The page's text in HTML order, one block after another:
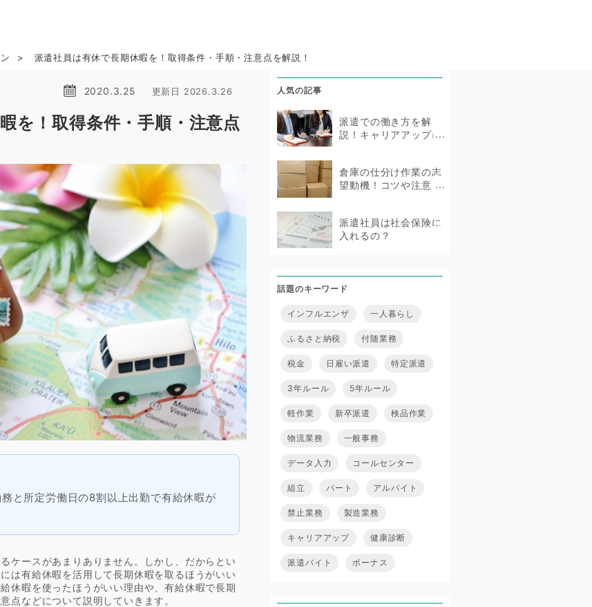
派遣社員は有休で長期休暇を！取得条件・手順・注意点を解説！
2020.3.25 更新日 2026.3.26
を！取得条件・手順・注意点
と所定労働日の8割以上出勤で有給休暇が
ケースがあまりありません。しかし、だからとい
は有給休暇を活用して長期休暇を取るほうがいい
休暇を使ったほうがいい理由や、有給休暇で長期
点などについて説明していきます。
人気の記事
派遣での働き方を解
説！キャリアアップに
倉庫の仕分け作業の志
望動機！コツや注意
派遣社員は社会保険に
入れるの？
話題のキーワード
インフルエンザ 一人暮らし
ふるさと納税 付随業務
税金 日雇い派遣 特定派遣
3年ルール 5年ルール
軽作業 新卒派遣 検品作業
物流業務 一般事務
データ入力 コールセンター
組立 パート アルバイト
禁止業務 製造業務
キャリアアップ 健康診断
派遣バイト ボーナス